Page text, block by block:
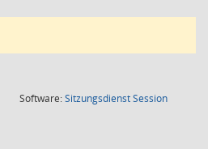
Software:SitzungsdienstSession(Wird in